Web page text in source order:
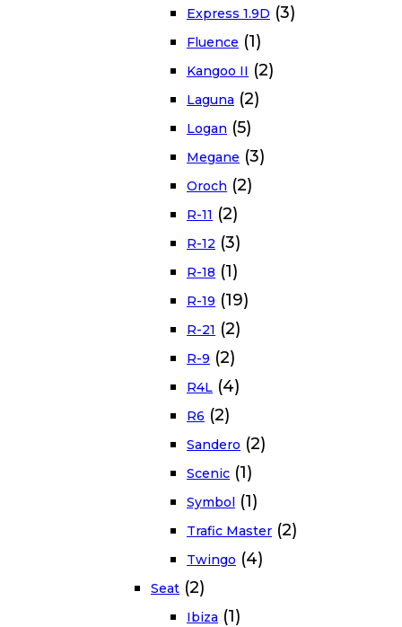
Express 1.9D (3)
Fluence (1)
Kangoo II (2)
Laguna (2)
Logan (5)
Megane (3)
Oroch (2)
R-11 (2)
R-12 (3)
R-18 (1)
R-19 (19)
R-21 (2)
R-9 (2)
R4L (4)
R6 (2)
Sandero (2)
Scenic (1)
Symbol (1)
Trafic Master (2)
Twingo (4)
Seat (2)
Ibiza (1)